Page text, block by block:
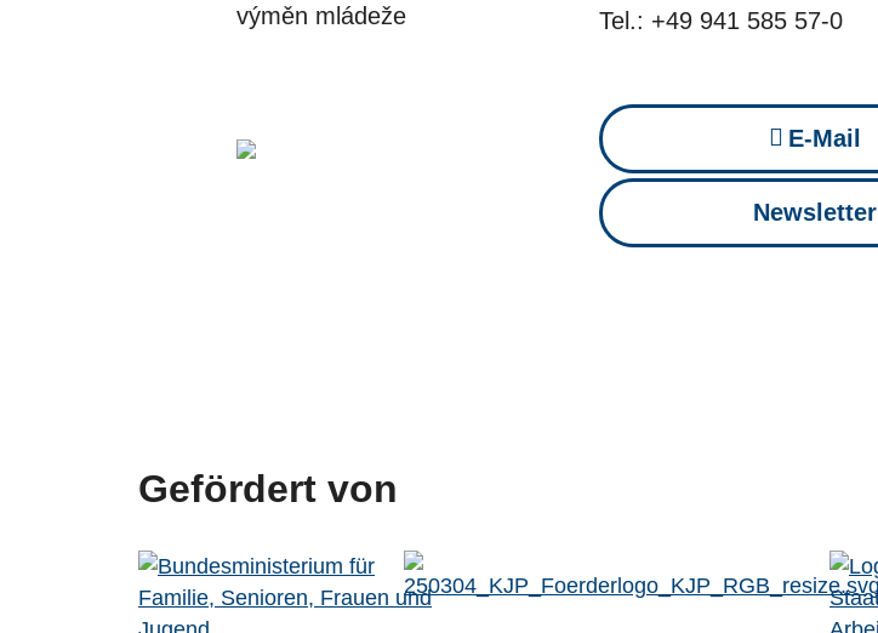
výměn mládeže
Tel.: +49 941 585 57-0
E-Mail
Newsletter
Gefördert von